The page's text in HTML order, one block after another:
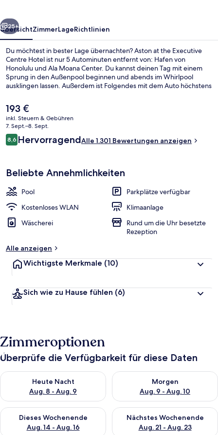
Weiter
25+
ÜbersichtZimmerLageRichtlinien
Du möchtest in bester Lage übernachten? Aston at the Executive
Centre Hotel ist nur 5 Autominuten entfernt von: Hafen von
Honolulu und Ala Moana Center. Du kannst deinen Tag mit einem
Sprung in den Außenpool beginnen und abends im Whirlpool
ausklingen lassen. Außerdem ist Folgendes mit dem Auto höchstens
Andere Reisende lieben das hilfsbereite Personal und die großen
Zimmer.
Der
aktuelle
Preis
beträgt
193 €.
193 €
inkl. Steuern & Gebühren
7. Sept.–8. Sept.
Bewertungen
8,68,6 von 10.
HervorragendAlle 1.301 Bewertungen anzeigen
Beliebte Annehmlichkeiten
Pool
Parkplätze verfügbar
Kostenloses WLAN
Klimaanlage
Wäscherei
Rund um die Uhr besetzte
Rezeption
Alle anzeigen
Wichtigste Merkmale (10)
Sich wie zu Hause fühlen (6)
Zimmeroptionen
Überprüfe die Verfügbarkeit für diese Daten
Heute Nacht
Aug. 8 - Aug. 9
Überprüfe die Verfügbarkeit für heute Nacht, Aug. 8 - Aug. 9.
Morgen
Aug. 9 - Aug. 10
Überprüfe die Verfügbarkeit
Dieses Wochenende
Aug. 14 - Aug. 16
Überprüfe die Verfügbarkeit für dieses Wochenende, Aug. 14
Nächstes Wochenende
Aug. 21 - Aug. 23
Überprüfe die Verfügbarkeit